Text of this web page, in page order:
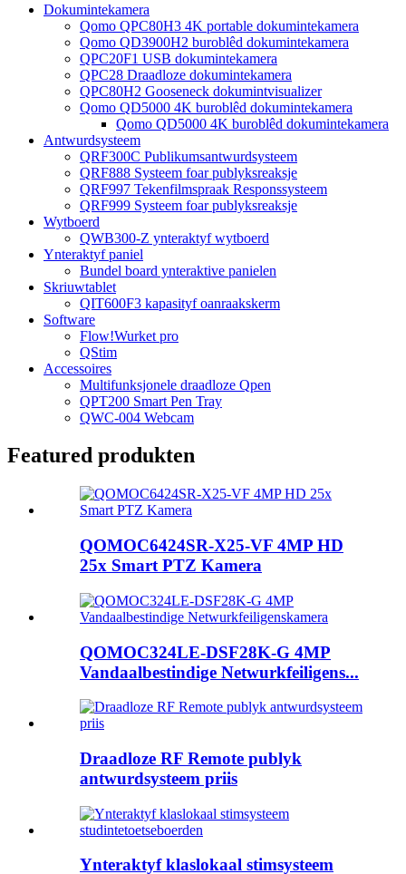
Dokumintekamera
Qomo QPC80H3 4K portable dokumintekamera
Qomo QD3900H2 buroblêd dokumintekamera
QPC20F1 USB dokumintekamera
QPC28 Draadloze dokumintekamera
QPC80H2 Gooseneck dokumintvisualizer
Qomo QD5000 4K buroblêd dokumintekamera
Qomo QD5000 4K buroblêd dokumintekamera
Antwurdsysteem
QRF300C Publikumsantwurdsysteem
QRF888 Systeem foar publyksreaksje
QRF997 Tekenfilmspraak Responssysteem
QRF999 Systeem foar publyksreaksje
Wytboerd
QWB300-Z ynteraktyf wytboerd
Ynteraktyf paniel
Bundel board ynteraktive panielen
Skriuwtablet
QIT600F3 kapasityf oanraakskerm
Software
Flow!Wurket pro
QStim
Accessoires
Multifunksjonele draadloze Qpen
QPT200 Smart Pen Tray
QWC-004 Webcam
Featured produkten
QOMOC6424SR-X25-VF 4MP HD
25x Smart PTZ Kamera
QOMOC324LE-DSF28K-G 4MP
Vandaalbestindige Netwurkfeiligens...
Draadloze RF Remote publyk
antwurdsysteem priis
Ynteraktyf klaslokaal stimsysteem